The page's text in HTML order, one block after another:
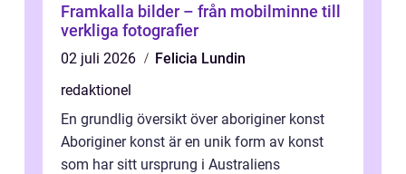
Framkalla bilder – från mobilminne till
verkliga fotografier
02 juli 2026
Felicia Lundin
redaktionel
En grundlig översikt över aboriginer konst
Aboriginer konst är en unik form av konst
som har sitt ursprung i Australiens